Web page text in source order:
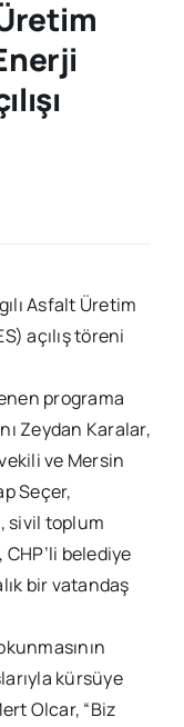
Asfalt Üretim
açılış töreni
programa
Zeydan Karalar,
ve Mersin
Seçer,
sivil toplum
belediye
bir vatandaş
kürsüye
Olcar, “Biz